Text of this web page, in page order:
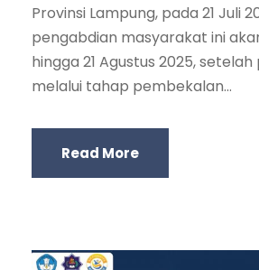
Provinsi Lampung, pada 21 Juli
pengabdian masyarakat ini
hingga 21 Agustus 2025,
melalui tahap pembekalan...
Read More